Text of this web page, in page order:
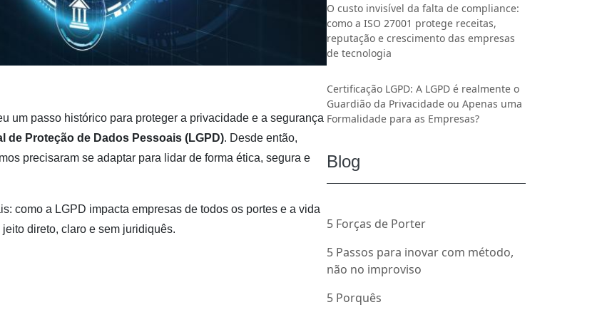
um passo histórico para proteger a privacidade e a segurança
de Proteção de Dados Pessoais (LGPD). Desde então,
precisaram se adaptar para lidar de forma ética, segura e
como a LGPD impacta empresas de todos os portes e a vida
direto, claro e sem juridiquês.
O custo invisível da falta de compliance:
como a ISO 27001 protege receitas,
reputação e crescimento das empresas
de tecnologia
Certificação LGPD: A LGPD é realmente o
Guardião da Privacidade ou Apenas uma
Formalidade para as Empresas?
Blog
5 Forças de Porter
5 Passos para inovar com método,
não no improviso
5 Porquês